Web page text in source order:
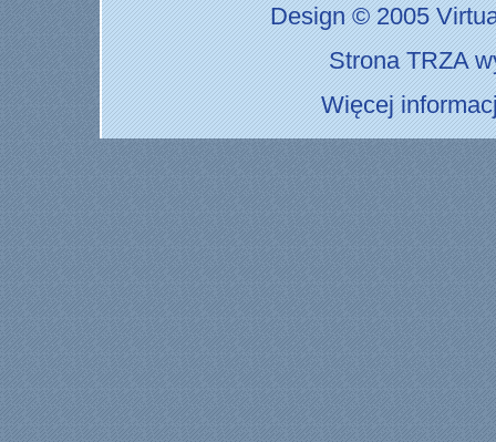
Design © 2005
Strona TRZA
Więcej